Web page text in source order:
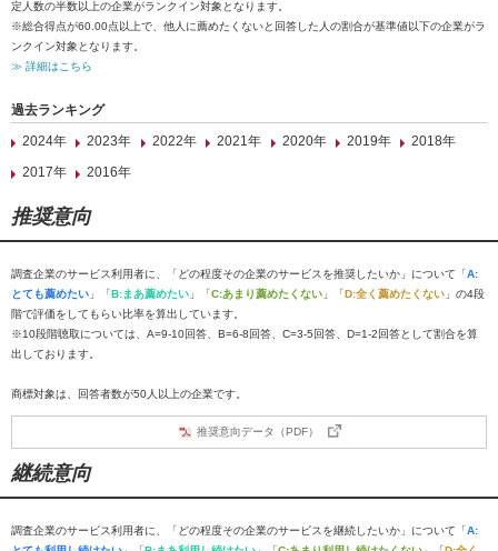
定人数の半数以上の企業がランクイン対象となります。
※総合得点が60.00点以上で、他人に薦めたくないと回答した人の割合が基準値以下の企業がラ
ンクイン対象となります。
≫ 詳細はこちら
過去ランキング
2024年
2023年 2022年 2021年 2020年 2019年
2018年
2017年
2016年
推奨意向
調査企業のサービス利用者に、「どの程度その企業のサービスを推奨したいか」について「A:
とても薦めたい 」「B:まあ薦めたい 」「C:あまり薦めたくない 」「D:全く薦めたくない 」の4段
階で評価をしてもらい比率を算出しています。
※10段階聴取については、A=9-10回答、B=6-8回答、C=3-5回答、D=1-2回答として割合を算
出しております。
商標対象は、回答者数が50人以上の企業です。
推奨意向データ（PDF）
継続意向
調査企業のサービス利用者に、「どの程度その企業のサービスを継続したいか」について「A: